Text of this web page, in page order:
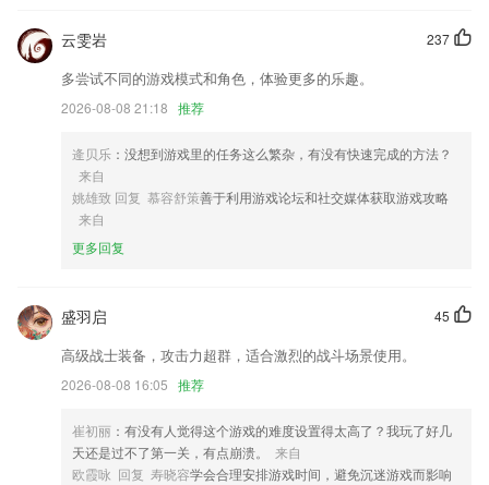
5.每个假名都配有关联词语，每个词语都有配图，真人朗读发音，让你学
习不枯燥。
对一督学。量身定制专属学习计划，定期测试和学习效果评估，调整学习
真人羽毛球3d下载安装手机版更新了什么?
Bug 修复：修复部分专业版用户重启后无法使用专业版功能
乘机人列表新增设置本人信息卡片
全面支持16个途经点，驾货摩骑步行，通通能用
门票扫描
附近经销商 定位获取附近经销商的售卖车型报价联系方式等；
以上就是真人羽毛球3d下载安装手机版的介绍，如果您喜欢这款软件，
您可以到应用商店进行打分评论，说出您的使用经历，以帮助我们更好的
对产品进行优化修改。
237
云雯岩
多尝试不同的游戏模式和角色，体验更多的乐趣。
2026-08-08 21:18 推荐
逄贝乐 ：没想到游戏里的任务这么繁杂，有没有快速完成的方法？
来自
姚雄致 回复 慕容舒策善于利用游戏论坛和社交媒体获取游戏攻略
来自
更多回复
45
盛羽启
高级战士装备，攻击力超群，适合激烈的战斗场景使用。
2026-08-08 16:05 推荐
崔初丽 ：有没有人觉得这个游戏的难度设置得太高了？我玩了好几
天还是过不了第一关，有点崩溃。
来自
欧霞咏 回复 寿晓容学会合理安排游戏时间，避免沉迷游戏而影响